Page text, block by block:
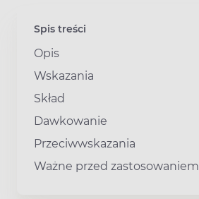
Spis treści
Opis
Wskazania
Skład
Dawkowanie
Przeciwwskazania
Ważne przed zastosowaniem